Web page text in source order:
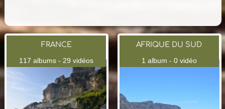
FRANCE
117 albums - 29 vidéos
AFRIQUE DU SUD
1 album - 0 vidéo